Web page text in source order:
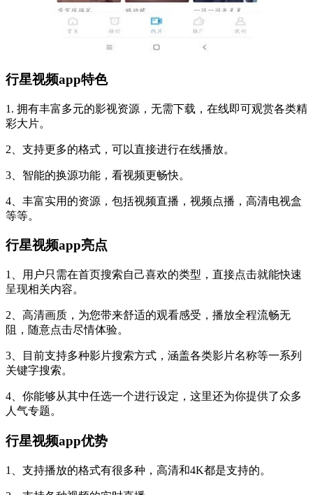
行星视频app特色
1. 拥有丰富多元的影视资源，无需下载，在线即可观赏各类精
彩大片。
2、支持更多的格式，可以直接进行在线播放。
3、智能的换源功能，看视频更畅快。
4、丰富实用的资源，包括视频直播，视频点播，高清电视盒
等等。
行星视频app亮点
1、用户只需在首页搜索自己喜欢的类型，直接点击就能快速
呈现相关内容。
2、高清画质，为您带来舒适的观看感受，播放全程流畅无
阻，随意点击尽情体验。
3、目前支持多种影片搜索方式，涵盖各类影片名称等一系列
关键字搜索。
4、你能够从其中任选一个进行设定，这里还为你提供了众多
人气专题。
行星视频app优势
1、支持播放的格式有很多种，高清和4K都是支持的。